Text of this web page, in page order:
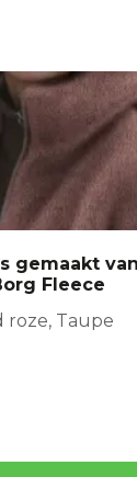
gemaakt
Fleece
roze, Taupe